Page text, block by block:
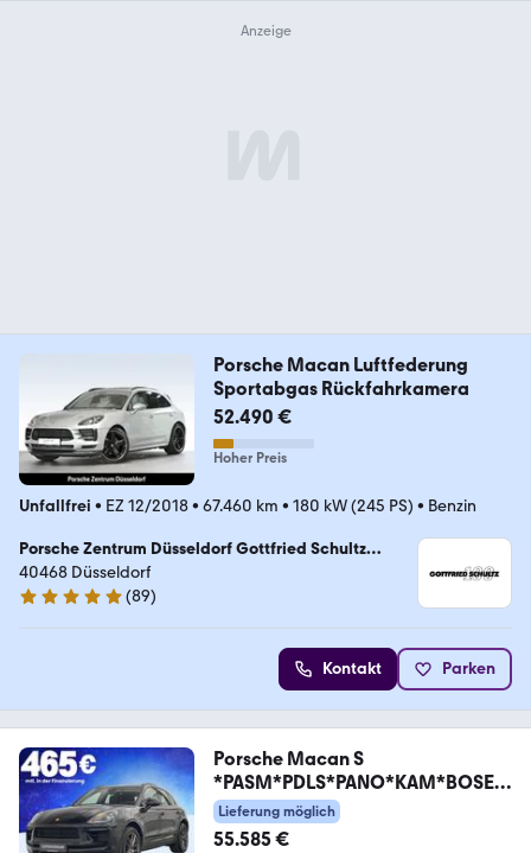
Porsche Macan Luftfederung
Sportabgas Rückfahrkamera
52.490 €
Hoher Preis
Unfallfrei • EZ 12/2018• 67.460 km • 180 kW (245 PS) • Benzin
Porsche Zentrum Düsseldorf Gottfried Schultz
Sportwagen Düsseldorf GmbH & Co. KG
40468 Düsseldorf
4.9 Sterne
(89)
Kontakt Parken
Porsche Macan S
*PASM*PDLS*PANO*KAM*BOSE*
TEMP*BOSE
Lieferung möglich
55.585 €